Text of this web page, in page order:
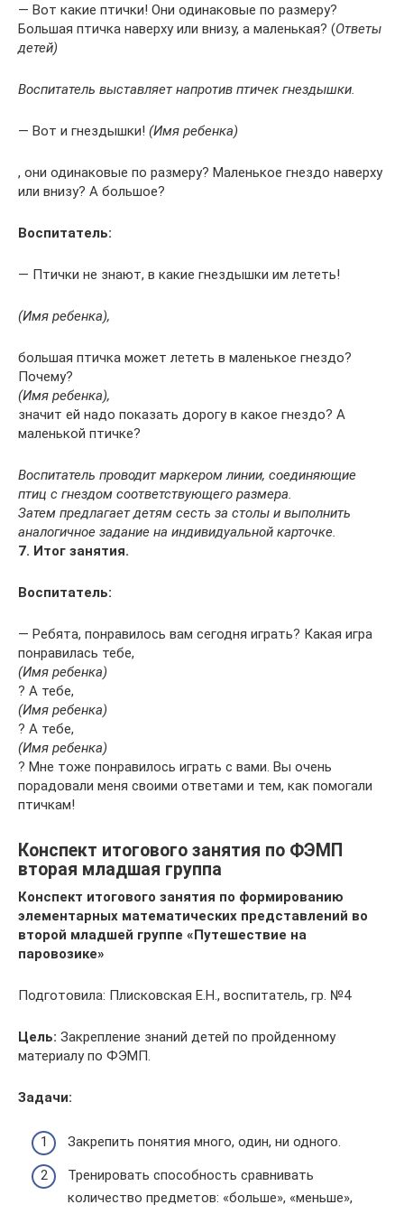
— Вот какие птички! Они одинаковые по размеру?
Большая птичка наверху или внизу, а маленькая? (Ответы
детей)
Воспитатель выставляет напротив птичек гнездышки.
— Вот и гнездышки! (Имя ребенка)
, они одинаковые по размеру? Маленькое гнездо наверху
или внизу? А большое?
Воспитатель:
— Птички не знают, в какие гнездышки им лететь!
(Имя ребенка),
большая птичка может лететь в маленькое гнездо?
Почему?
(Имя ребенка),
значит ей надо показать дорогу в какое гнездо? А
маленькой птичке?
Воспитатель проводит маркером линии, соединяющие
птиц с гнездом соответствующего размера.
Затем предлагает детям сесть за столы и выполнить
аналогичное задание на индивидуальной карточке.
7. Итог занятия.
Воспитатель:
— Ребята, понравилось вам сегодня играть? Какая игра
понравилась тебе,
(Имя ребенка)
? А тебе,
(Имя ребенка)
? А тебе,
(Имя ребенка)
? Мне тоже понравилось играть с вами. Вы очень
порадовали меня своими ответами и тем, как помогали
птичкам!
Конспект итогового занятия по ФЭМП
вторая младшая группа
Конспект итогового занятия по формированию
элементарных математических представлений во
второй младшей группе «Путешествие на
паровозике»
Подготовила: Плисковская Е.Н., воспитатель, гр. №4
Цель: Закрепление знаний детей по пройденному
материалу по ФЭМП.
Задачи:
Закрепить понятия много, один, ни одного.
Тренировать способность сравнивать
количество предметов: «больше», «меньше»,